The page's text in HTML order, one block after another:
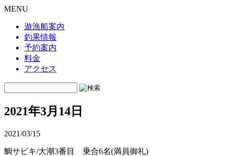
MENU
遊漁船案内
釣果情報
予約案内
料金
アクセス
2021年3月14日
2021/03/15
鯛サビキ/大潮3番目 乗合6名(満員御礼)